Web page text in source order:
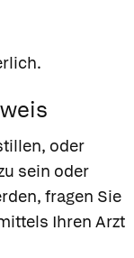
oder
sein oder
fragen Sie
Ihren Arzt